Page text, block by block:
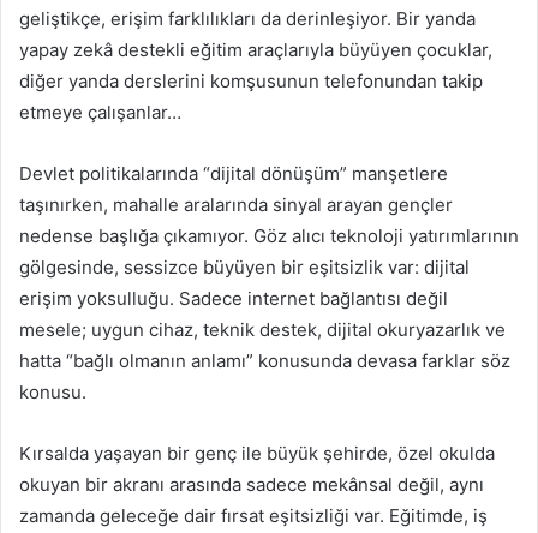
geliştikçe, erişim farklılıkları da derinleşiyor. Bir yanda
yapay zekâ destekli eğitim araçlarıyla büyüyen çocuklar,
diğer yanda derslerini komşusunun telefonundan takip
etmeye çalışanlar…
Devlet politikalarında “dijital dönüşüm” manşetlere
taşınırken, mahalle aralarında sinyal arayan gençler
nedense başlığa çıkamıyor. Göz alıcı teknoloji yatırımlarının
gölgesinde, sessizce büyüyen bir eşitsizlik var: dijital
erişim yoksulluğu. Sadece internet bağlantısı değil
mesele; uygun cihaz, teknik destek, dijital okuryazarlık ve
hatta “bağlı olmanın anlamı” konusunda devasa farklar söz
konusu.
Kırsalda yaşayan bir genç ile büyük şehirde, özel okulda
okuyan bir akranı arasında sadece mekânsal değil, aynı
zamanda geleceğe dair fırsat eşitsizliği var. Eğitimde, iş